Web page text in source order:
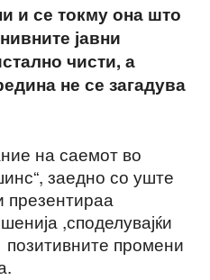
и се токму она што
јавни
чисти, а
не се загадува
на саемот во
заедно со уште
презентираа
,споделувајќи
промени